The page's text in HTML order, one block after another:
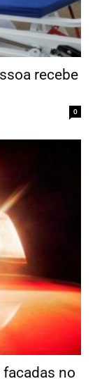
recebe
0
no